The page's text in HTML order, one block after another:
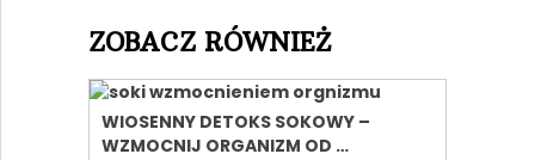
ZOBACZ RÓWNIEŻ
WIOSENNY DETOKS SOKOWY –
WZMOCNIJ ORGANIZM OD …